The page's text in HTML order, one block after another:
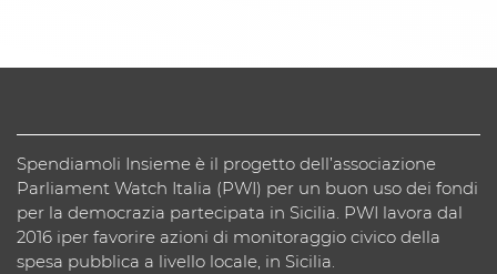
Spendiamoli Insieme è il progetto dell’associazione
Parliament Watch Italia (PWI) per un buon uso dei fondi
per la democrazia partecipata in Sicilia. PWI lavora dal
2016 iper favorire azioni di monitoraggio civico della
spesa pubblica a livello locale, in Sicilia.